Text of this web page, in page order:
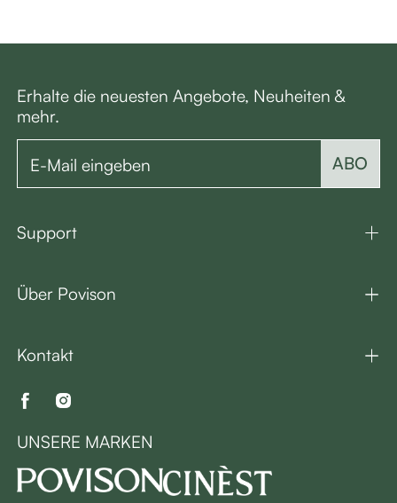
Erhalte die neuesten Angebote, Neuheiten &
mehr.
ABO
Support
Über Povison
Kontakt
UNSERE MARKEN